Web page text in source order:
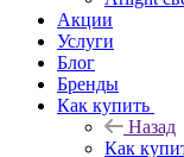
Акции
Услуги
Блог
Бренды
Как купить
Назад
Как